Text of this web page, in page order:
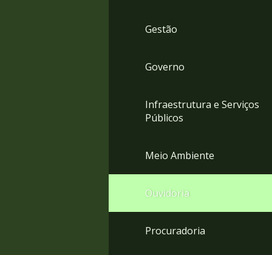
Gestão
Governo
Infraestrutura e Serviços
Públicos
Meio Ambiente
Ouvidoria
Procuradoria